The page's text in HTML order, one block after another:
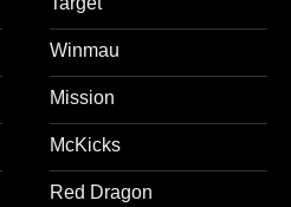
Winmau
Mission
McKicks
Red Dragon